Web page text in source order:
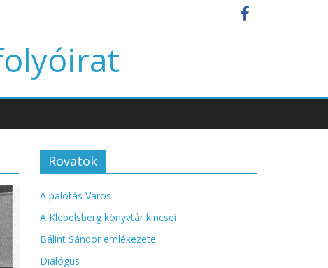
Rovatok
A palotás Város
A Klebelsberg könyvtár kincsei
Bálint Sándor emlékezete
Dialógus